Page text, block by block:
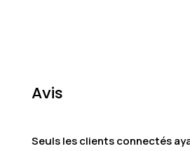
Avis
Seuls les clients connectés